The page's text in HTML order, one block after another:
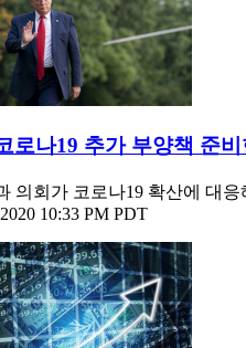
로나19 추가 부양책 준
의회가 코로나19 확산에 대
10:33 PM PDT